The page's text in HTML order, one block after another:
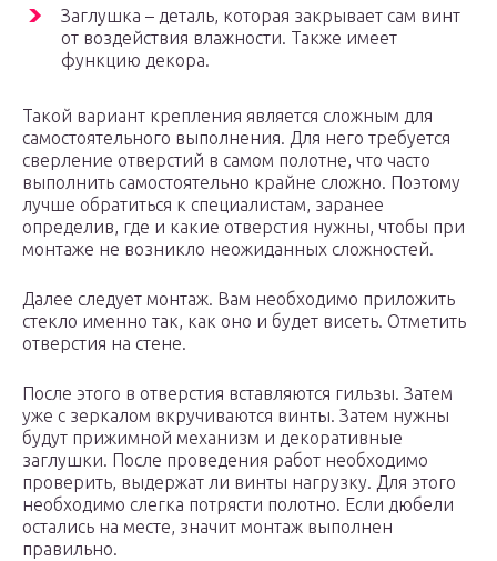
Заглушка – деталь, которая закрывает сам винт
от воздействия влажности. Также имеет
функцию декора.
Такой вариант крепления является сложным для
самостоятельного выполнения. Для него требуется
сверление отверстий в самом полотне, что часто
выполнить самостоятельно крайне сложно. Поэтому
лучше обратиться к специалистам, заранее
определив, где и какие отверстия нужны, чтобы при
монтаже не возникло неожиданных сложностей.
Далее следует монтаж. Вам необходимо приложить
стекло именно так, как оно и будет висеть. Отметить
отверстия на стене.
После этого в отверстия вставляются гильзы. Затем
уже с зеркалом вкручиваются винты. Затем нужны
будут прижимной механизм и декоративные
заглушки. После проведения работ необходимо
проверить, выдержат ли винты нагрузку. Для этого
необходимо слегка потрясти полотно. Если дюбели
остались на месте, значит монтаж выполнен
правильно.